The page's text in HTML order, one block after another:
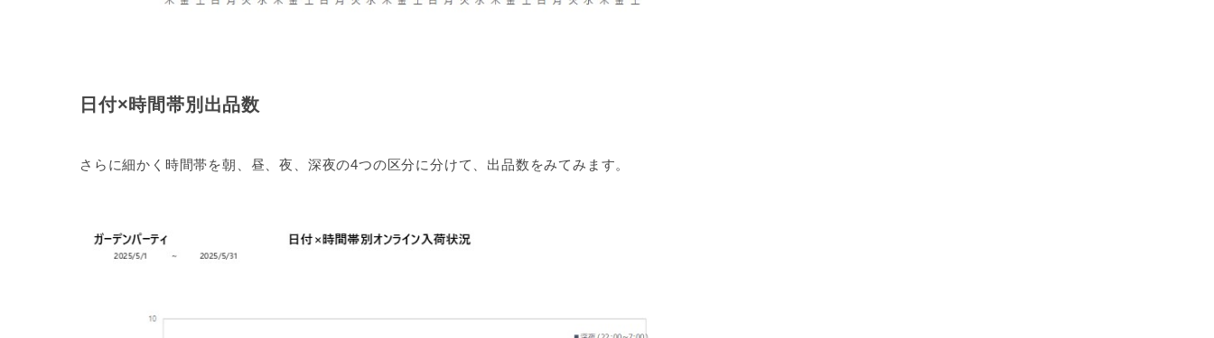
日付×時間帯別出品数
さらに細かく時間帯を朝、昼、夜、深夜の4つの区分に分けて、出品数をみてみます。